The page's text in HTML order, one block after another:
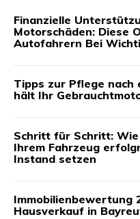
Finanzielle
Motorschäden: Diese
Autofahrern Bei
Tipps zur Pflege nach
hält Ihr
Schritt für Schritt:
Ihrem Fahrzeug
Instand setzen
Immobilienbewertung
Hausverkauf in